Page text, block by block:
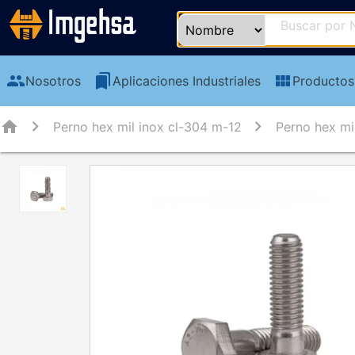
groupNosotros bookmarksAplicaciones Industriales view_module Productos
home Perno hex mil inox cl-304 m-12 Perno hex